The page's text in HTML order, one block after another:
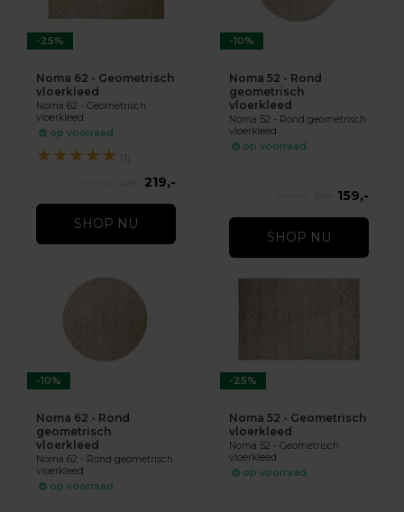
-25%
Noma 62 - Geometrisch
vloerkleed
Noma 62 - Geometrisch
vloerkleed
op voorraad
★★★★★ (1)
219,-
SHOP NU
-10%
Noma 52 - Rond
geometrisch
vloerkleed
Noma 52 - Rond geometrisch
vloerkleed
op voorraad
159,-
SHOP NU
-10%
Noma 62 - Rond
geometrisch
vloerkleed
Noma 62 - Rond geometrisch
vloerkleed
op voorraad
-25%
Noma 52 - Geometrisch
vloerkleed
Noma 52 - Geometrisch
vloerkleed
op voorraad